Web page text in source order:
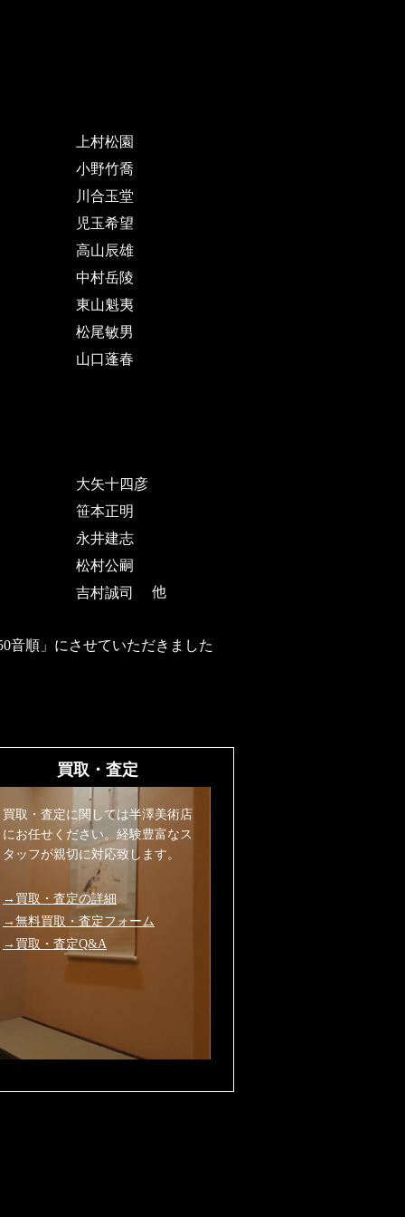
上村松園
小野竹喬
川合玉堂
児玉希望
高山辰雄
中村岳陵
東山魁夷
松尾敏男
山口蓬春
大矢十四彦
笹本正明
永井建志
松村公嗣
吉村誠司
他
音順」にさせていただきました
買取・査定
買取・査定に関しては半澤美術店
にお任せください。経験豊富なス
タッフが親切に対応致します。
→買取・査定の詳細
→無料買取・査定フォーム
→買取・査定Q&A